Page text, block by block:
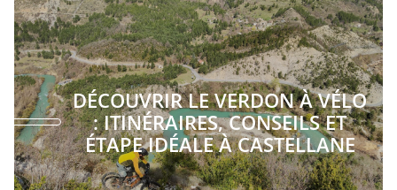
DÉCOUVRIR LE VERDON À VÉLO
: ITINÉRAIRES, CONSEILS ET
ÉTAPE IDÉALE À CASTELLANE